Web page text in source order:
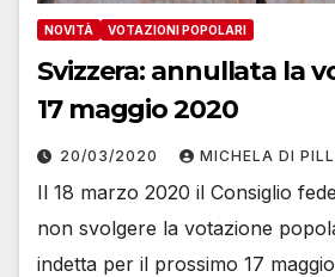
NOVITÀ VOTAZIONI POPOLARI
Svizzera: annullata la
17 maggio 2020
20/03/2020 MICHELA DI
Il 18 marzo 2020 il Consiglio
non svolgere la votazione
indetta per il prossimo 17